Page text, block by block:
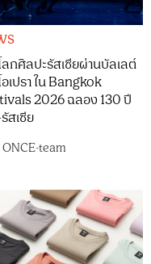
ลกศิลปะรัสเซียผ่านบัลเลต์
อเปรา ใน Bangkok
2026 ฉลอง 130 ปี
สเซีย
ONCE-team